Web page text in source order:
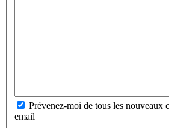
Prévenez-moi de tous les nouveaux
email